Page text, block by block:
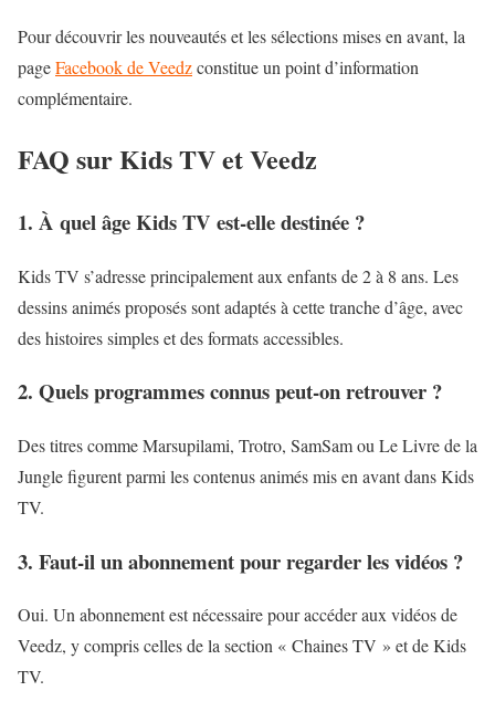
Pour découvrir les nouveautés et les sélections mises en avant, la
pageFacebook de Veedzconstitue un point d’information
complémentaire.
FAQ sur Kids TV et Veedz
1. À quel âge Kids TV est-elle destinée ?
Kids TV s’adresse principalement aux enfants de 2 à 8 ans. Les
dessins animés proposés sont adaptés à cette tranche d’âge, avec
des histoires simples et des formats accessibles.
2. Quels programmes connus peut-on retrouver ?
Des titres comme Marsupilami, Trotro, SamSam ou Le Livre de la
Jungle figurent parmi les contenus animés mis en avant dans Kids
TV.
3. Faut-il un abonnement pour regarder les vidéos ?
Oui. Un abonnement est nécessaire pour accéder aux vidéos de
Veedz, y compris celles de la section « Chaines TV » et de Kids
TV.